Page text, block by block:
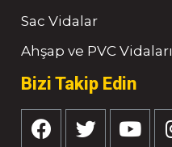
Sac Vidalar
Ahşap ve PVC Vidaları
Bizi Takip Edin